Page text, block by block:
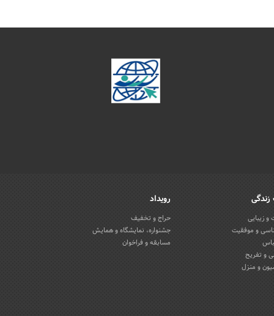
زیبایی
و موفقیت
و تفریح
و منزل
رویداد
حراج و تخفیف
جشنواره، نمایشگاه و همایش
مسابقه و فراخوان